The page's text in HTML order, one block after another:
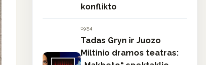
konflikto
09:54
Tadas Gryn ir Juozo
Miltinio dramos teatras: